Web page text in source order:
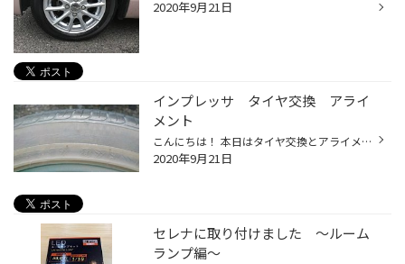
2020年9月21日
インプレッサ タイヤ交換 アライ
メント
こんにちは！ 本日はタイヤ交換とアライメントです！ 車両 インプレッサ タイヤ デイトン DT30 ひび割れが多く危険な状態でした(TT) タイヤ交換後 アライメントの機械を取り付け、測定、調整を行います！＼(^o^)／ 調整中 新品タイヤとバッチリ決まったアライメントで快適なカーライフをお過ごしく...
2020年9月21日
セレナに取り付けました 〜ルーム
ランプ編〜